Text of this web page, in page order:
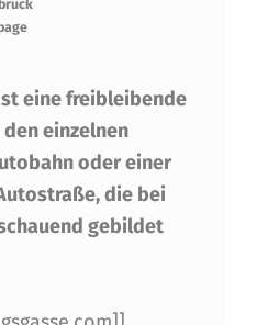
eine freibleibende
den einzelnen
oder einer
die bei
gebildet